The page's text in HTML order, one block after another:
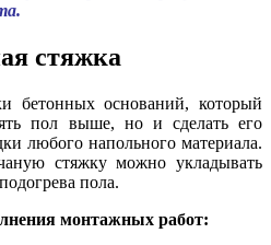
стяжка
бетонных оснований, который
пол выше, но и сделать его
любого напольного материала.
стяжку можно укладывать
пола.
монтажных работ: